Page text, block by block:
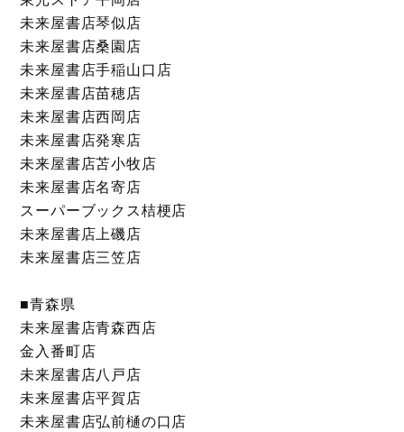
未来屋書店琴似店
未来屋書店桑園店
未来屋書店手稲山口店
未来屋書店苗穂店
未来屋書店西岡店
未来屋書店発寒店
未来屋書店苫小牧店
未来屋書店名寄店
スーパーブックス桔梗店
未来屋書店上磯店
未来屋書店三笠店
■青森県
未来屋書店青森西店
金入番町店
未来屋書店八戸店
未来屋書店平賀店
未来屋書店弘前樋の口店